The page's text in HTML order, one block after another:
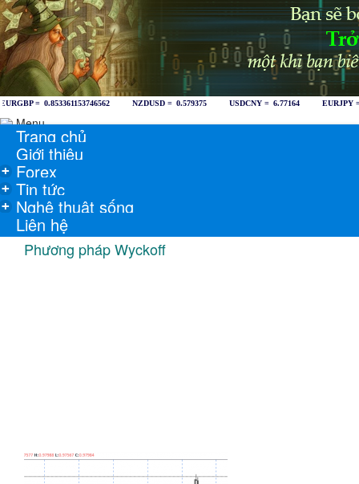
Menu
Trang chủ
Giới thiệu
+ Forex
+ Tin tức
+ Nghệ thuật sống
Liên hệ
Phương pháp Wyckoff